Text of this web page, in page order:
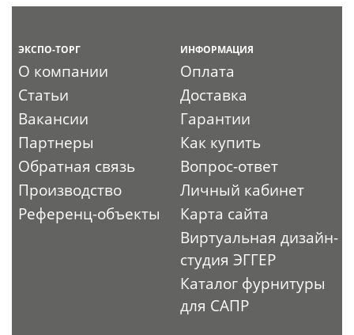
ЭКСПО-ТОРГ
О компании
Статьи
Вакансии
Партнеры
Обратная связь
Производство
Референц-объекты
ИНФОРМАЦИЯ
Оплата
Доставка
Гарантии
Как купить
Вопрос-ответ
Личный кабинет
Карта сайта
Виртуальная дизайн-
студия ЭГГЕР
Каталог фурнитуры
для САПР